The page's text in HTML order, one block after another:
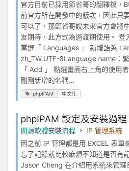
官方目前已採用節省哥的翻釋檔，
前官方所在開發中的版次，因此只
可以了，那節省哥說未來官方會將
友期待，此方式為過渡期使用。 登
當選「 Languages 」 新增語系
zh_TW.UTF-8Language name：
「 Add 」 點選畫面右上角的使用
剛剛新增的名稱...
phpIPAM 中文化
phpIPAM 設定及安裝過
開源軟體安裝流程
IP 管理系統
因之前 IP 管理都是用 EXCEL 表單
忘了記錄就比較麻煩不知道是否有
Jason Cheng 在介紹用系統來管理